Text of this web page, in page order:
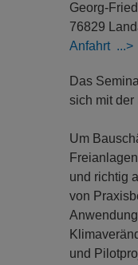
Georg-
76829
Anfahrt
Das
sich mit der
Um
und richtig
von
und